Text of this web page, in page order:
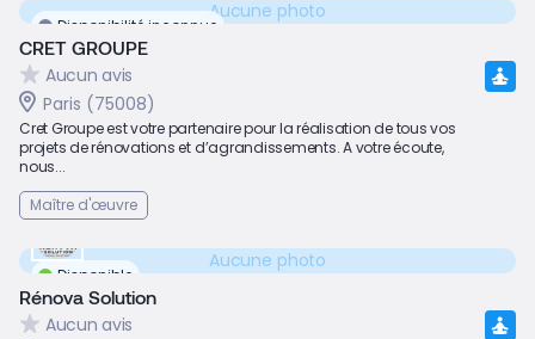
Disponibilité inconnue
Aucune photo
CRET GROUPE
Aucun avis
Paris (75008)
Cret Groupe est votre partenaire pour la réalisation de tous vos
projets de rénovations et d’agrandissements. A votre écoute,
nous...
Maître d'œuvre
Disponible
Aucune photo
Rénova Solution
Aucun avis